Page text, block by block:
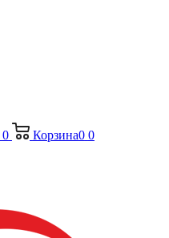
0 Корзина0 0